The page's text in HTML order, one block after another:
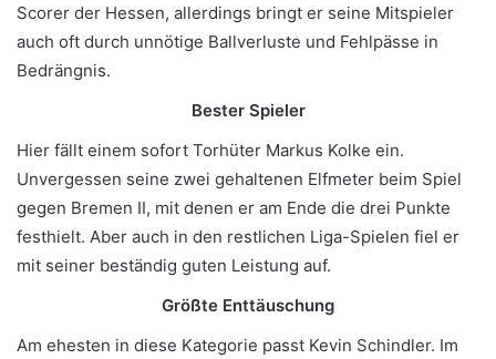
Scorer der Hessen, allerdings bringt er seine Mitspieler
auch oft durch unnötige Ballverluste und Fehlpässe in
Bedrängnis.
Bester Spieler
Hier fällt einem sofort Torhüter Markus Kolke ein.
Unvergessen seine zwei gehaltenen Elfmeter beim Spiel
gegen Bremen II, mit denen er am Ende die drei Punkte
festhielt. Aber auch in den restlichen Liga-Spielen fiel er
mit seiner beständig guten Leistung auf.
Größte Enttäuschung
Am ehesten in diese Kategorie passt Kevin Schindler. Im